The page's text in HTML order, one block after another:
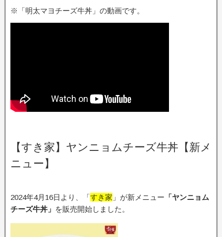
※「明太マヨチーズ牛丼」の動画です。
【すき家】ヤンニョムチーズ牛丼【新メ
ニュー】
2024年4月16日より、「すき家 」が新メニュー 「ヤンニョム
チーズ牛丼」 を販売開始しました。